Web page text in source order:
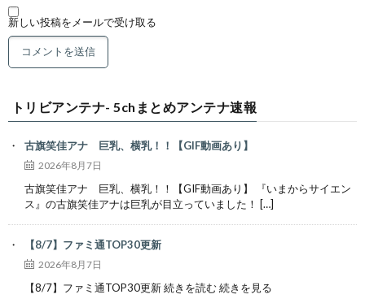
新しい投稿をメールで受け取る
トリビアンテナ- 5chまとめアンテナ速報
古旗笑佳アナ 巨乳、横乳！！【GIF動画あり】
2026年8月7日
古旗笑佳アナ 巨乳、横乳！！【GIF動画あり】 『いまからサイエン
ス』の古旗笑佳アナは巨乳が目立っていました！ […]
【8/7】ファミ通TOP30更新
2026年8月7日
【8/7】ファミ通TOP30更新 続きを読む 続きを見る